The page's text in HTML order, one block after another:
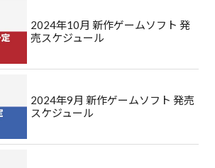
2024年10月 新作ゲームソフト 発
売スケジュール
2024年9月 新作ゲームソフト 発売
スケジュール